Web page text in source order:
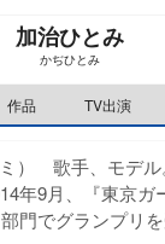
加治ひとみ
かぢひとみ
作品 TV出演
） 歌手、モデル
年9月、『東京ガ
門でグランプリを